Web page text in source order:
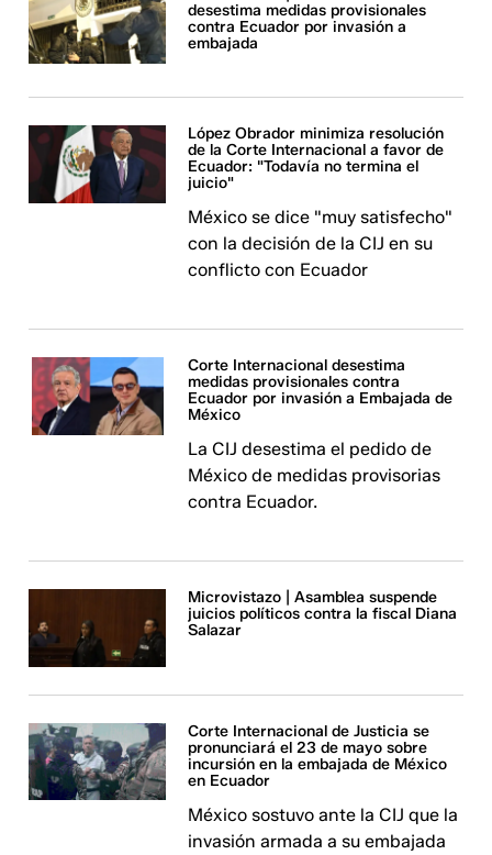
desestima medidas provisionales
contra Ecuador por invasión a
embajada
López Obrador minimiza resolución
de la Corte Internacional a favor de
Ecuador: "Todavía no termina el
juicio"
México se dice "muy satisfecho"
con la decisión de la CIJ en su
conflicto con Ecuador
Corte Internacional desestima
medidas provisionales contra
Ecuador por invasión a Embajada de
México
La CIJ desestima el pedido de
México de medidas provisorias
contra Ecuador.
Microvistazo | Asamblea suspende
juicios políticos contra la fiscal Diana
Salazar
Corte Internacional de Justicia se
pronunciará el 23 de mayo sobre
incursión en la embajada de México
en Ecuador
México sostuvo ante la CIJ que la
invasión armada a su embajada